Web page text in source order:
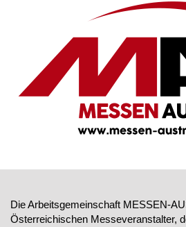
Die Arbeitsgemeinschaft MESSEN-
Österreichischen Messeveranstalter,